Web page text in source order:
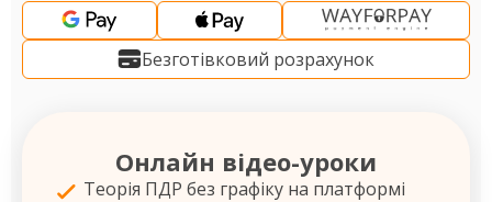
Безготівковий розрахунок
Онлайн відео-уроки
Теорія ПДР без графіку на платформі